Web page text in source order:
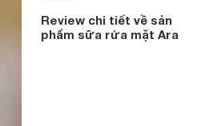
Review chi tiết về sản
phẩm sữa rửa mặt Ara